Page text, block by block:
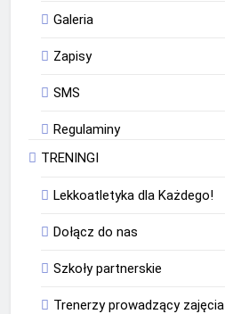
Galeria
Zapisy
SMS
Regulaminy
TRENINGI
Lekkoatletyka dla Każdego!
Dołącz do nas
Szkoły partnerskie
Trenerzy prowadzący zajęcia